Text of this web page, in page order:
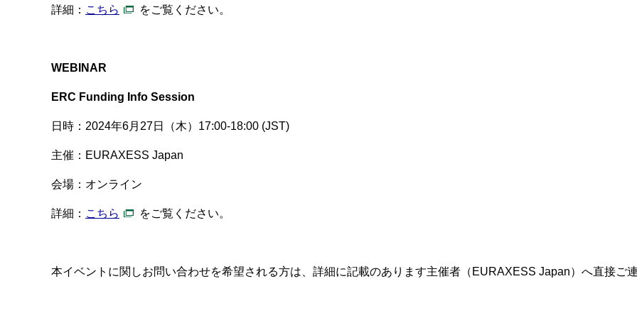
詳細： こちら をご覧ください。
WEBINAR
ERC Funding Info Session
日時： 2024年6月 27日（木）17:00-18:00 (JST)
主催：EURAXESS Japan
会場：オンライン
詳細： こちら をご覧ください。
本イベントに関しお問い合わせを希望される方は、詳細に記載のあります主催者（EURAXESS Japan）へ直接ご連